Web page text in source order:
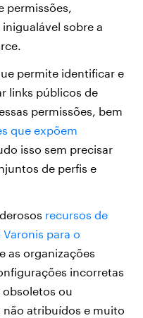
permissões,
sobre a
permite identificar e
links públicos de
permissões, bem
que expõem
isso sem precisar
de perfis e
recursos de
para o
as organizações
incorretas
ou
atribuídos e muito